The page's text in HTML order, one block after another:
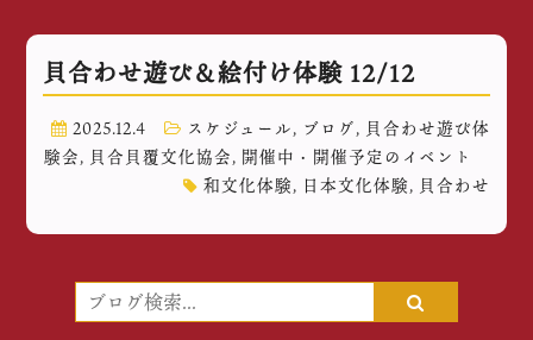
貝合わせ遊び＆絵付け体験 12/12
2025.12.4 スケジュール, ブログ, 貝合わせ遊び体
験会, 貝合貝覆文化協会, 開催中・開催予定のイベント
和文化体験, 日本文化体験, 貝合わせ